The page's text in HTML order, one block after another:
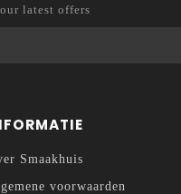
latest offers
Smaakhuis
voorwaarden